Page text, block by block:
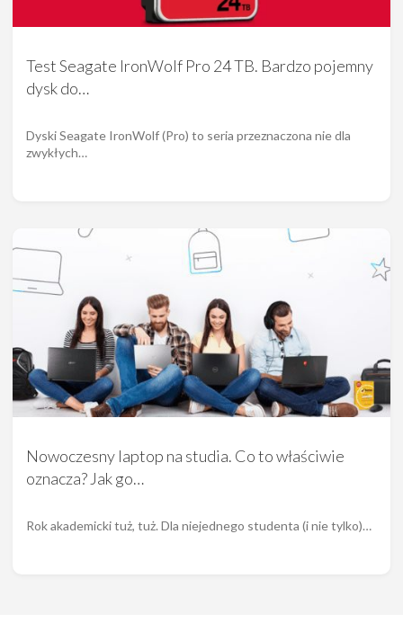
Test Seagate IronWolf Pro 24 TB. Bardzo pojemny
dysk do…
Dyski Seagate IronWolf (Pro) to seria przeznaczona nie dla
zwykłych…
Nowoczesny laptop na studia. Co to właściwie
oznacza? Jak go…
Rok akademicki tuż, tuż. Dla niejednego studenta (i nie tylko)…